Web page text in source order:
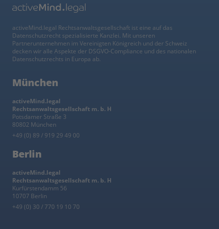
activeMind.legal Rechtsanwaltsgesellschaft ist eine auf das
Datenschutzrecht spezialisierte Kanzlei. Mit unseren
Partnerunternehmen im Vereinigten Königreich und der Schweiz
decken wir alle Aspekte der DSGVO-Compliance und des nationalen
Datenschutzrechts in Europa ab.
München
activeMind.legal
Rechtsanwaltsgesellschaft m. b. H
Potsdamer Straße 3
80802 München
+49 (0) 89 / 919 29 49 00
Berlin
activeMind.legal
Rechtsanwaltsgesellschaft m. b. H
Kurfürstendamm 56
10707 Berlin
+49 (0) 30 / 770 19 10 70